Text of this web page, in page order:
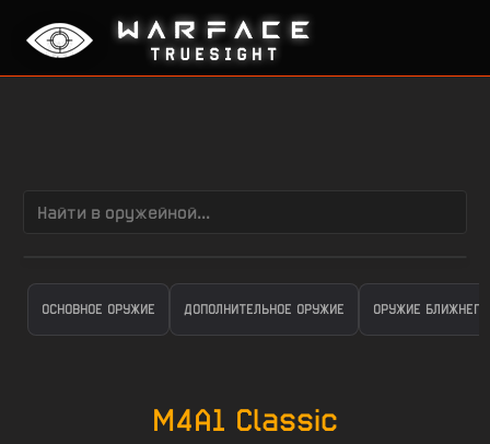
ОСНОВНОЕ ОРУЖИЕ ДОПОЛНИТЕЛЬНОЕ ОРУЖИЕ ОРУЖИЕ
M4A1 Classic